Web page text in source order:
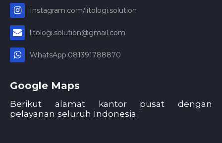
Instagram.com/litologi.solution
litologi.solution@gmail.com
WhatsApp:081391788870
Google Maps
Berikut alamat kantor pusat dengan
pelayanan seluruh Indonesia